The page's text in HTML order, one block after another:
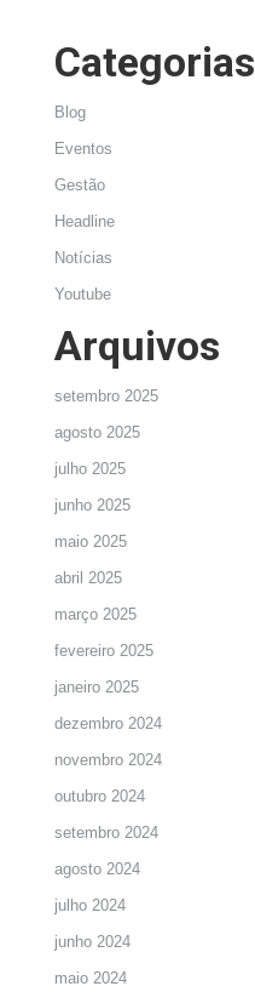
Categorias
Blog
Eventos
Gestão
Headline
Notícias
Youtube
Arquivos
setembro 2025
agosto 2025
julho 2025
junho 2025
maio 2025
abril 2025
março 2025
fevereiro 2025
janeiro 2025
dezembro 2024
novembro 2024
outubro 2024
setembro 2024
agosto 2024
julho 2024
junho 2024
maio 2024